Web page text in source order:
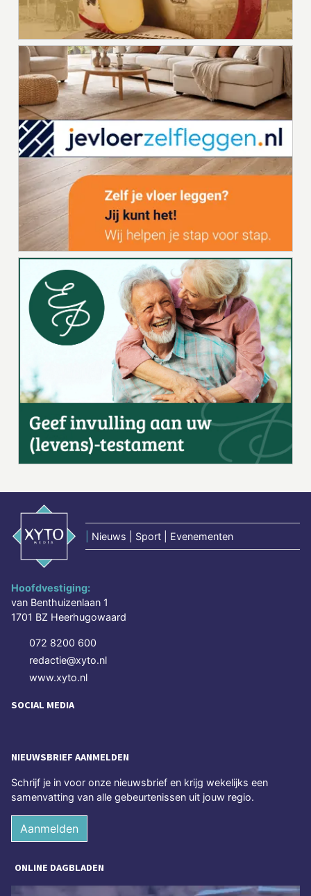
Nieuws | Sport | Evenementen
Hoofdvestiging:
van Benthuizenlaan 1
1701 BZ Heerhugowaard
072 8200 600
redactie@xyto.nl
www.xyto.nl
SOCIAL MEDIA
NIEUWSBRIEF AANMELDEN
Schrijf je in voor onze nieuwsbrief en krijg wekelijks een
samenvatting van alle gebeurtenissen uit jouw regio.
Aanmelden
ONLINE DAGBLADEN